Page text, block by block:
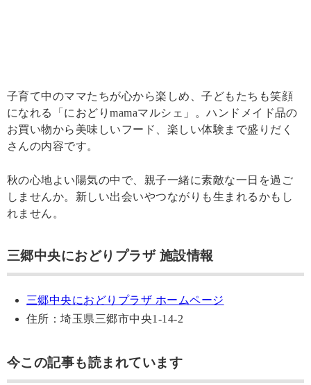
子育て中のママたちが心から楽しめ、子どもたちも笑顔
になれる「におどりmamaマルシェ」。ハンドメイド品の
お買い物から美味しいフード、楽しい体験まで盛りだく
さんの内容です。
秋の心地よい陽気の中で、親子一緒に素敵な一日を過ご
しませんか。新しい出会いやつながりも生まれるかもし
れません。
三郷中央におどりプラザ 施設情報
三郷中央におどりプラザ ホームページ
住所：埼玉県三郷市中央1-14-2
今この記事も読まれています